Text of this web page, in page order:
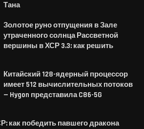
Тана
Золотое руно отпущения в Зале
утраченного солнца Рассветной
вершины в ХСР 3.3: как решить
Китайский 128-ядерный процессор
имеет 512 вычислительных потоков
— Hygon представила C86-5G
как победить павшего дракона